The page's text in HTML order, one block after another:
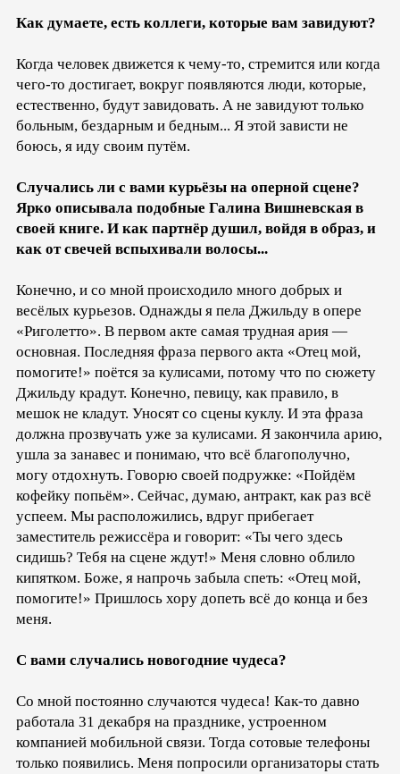
Как думаете, есть коллеги, которые вам завидуют?
Когда человек движется к чему-то, стремится или когда
чего-то достигает, вокруг появляются люди, которые,
естественно, будут завидовать. А не завидуют только
больным, бездарным и бедным... Я этой зависти не
боюсь, я иду своим путём.
Случались ли с вами курьёзы на оперной сцене?
Ярко описывала подобные Галина Вишневская в
своей книге. И как партнёр душил, войдя в образ, и
как от свечей вспыхивали волосы...
Конечно, и со мной происходило много добрых и
весёлых курьезов. Однажды я пела Джильду в опере
«Риголетто». В первом акте самая трудная ария —
основная. Последняя фраза первого акта «Отец мой,
помогите!» поётся за кулисами, потому что по сюжету
Джильду крадут. Конечно, певицу, как правило, в
мешок не кладут. Уносят со сцены куклу. И эта фраза
должна прозвучать уже за кулисами. Я закончила арию,
ушла за занавес и понимаю, что всё благополучно,
могу отдохнуть. Говорю своей подружке: «Пойдём
кофейку попьём». Сейчас, думаю, антракт, как раз всё
успеем. Мы расположились, вдруг прибегает
заместитель режиссёра и говорит: «Ты чего здесь
сидишь? Тебя на сцене ждут!» Меня словно облило
кипятком. Боже, я напрочь забыла спеть: «Отец мой,
помогите!» Пришлось хору допеть всё до конца и без
меня.
С вами случались новогодние чудеса?
Со мной постоянно случаются чудеса! Как-то давно
работала 31 декабря на празднике, устроенном
компанией мобильной связи. Тогда сотовые телефоны
только появились. Меня попросили организаторы стать